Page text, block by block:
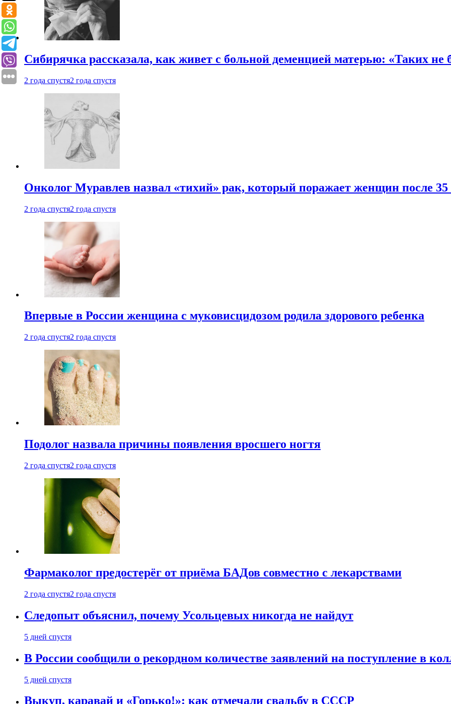
Сибирячка рассказала, как живет с больной деменцией матерью: «Таких не
2 года спустя2 года спустя
Онколог Муравлев назвал «тихий» рак, который поражает женщин после 35
2 года спустя2 года спустя
Впервые в России женщина с муковисцидозом родила здорового ребенка
2 года спустя2 года спустя
Подолог назвала причины появления вросшего ногтя
2 года спустя2 года спустя
Фармаколог предостерёг от приёма БАДов совместно с лекарствами
2 года спустя2 года спустя
Следопыт объяснил, почему Усольцевых никогда не найдут
5 дней спустя
В России сообщили о рекордном количестве заявлений на поступление в
5 дней спустя
Выкуп, каравай и «Горько!»: как отмечали свадьбу в СССР